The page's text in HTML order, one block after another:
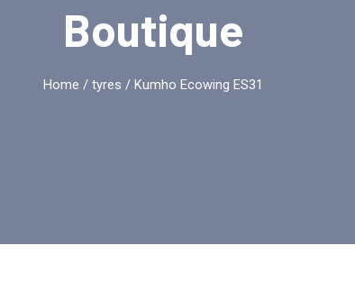
Boutique
Home / tyres / Kumho Ecowing ES31